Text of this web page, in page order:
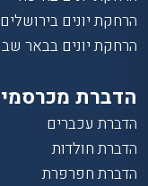
הרחקת יונים בירושלים
הרחקת יונים בבאר
הדברת
הדברת עכברים
הדברת חולדות
הדברת חפרפרת